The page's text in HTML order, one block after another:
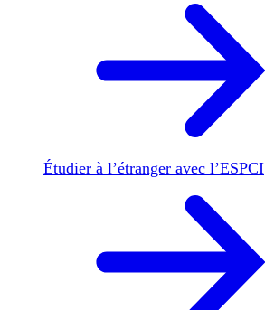
Étudier à l’étranger avec l’ESPCI